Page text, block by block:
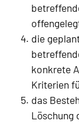
die
konkrete
Kriterien
das
Löschung